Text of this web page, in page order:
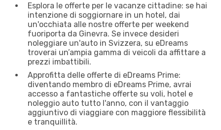
Esplora le offerte per le vacanze cittadine: se hai
intenzione di soggiornare in un hotel, dai
un'occhiata alle nostre offerte per weekend
fuoriporta da Ginevra. Se invece desideri
noleggiare un'auto in Svizzera, su eDreams
troverai un’ampia gamma di veicoli da affittare a
prezzi imbattibili.
Approfitta delle offerte di eDreams Prime:
diventando membro di eDreams Prime, avrai
accesso a fantastiche offerte su voli, hotel e
noleggio auto tutto l'anno, con il vantaggio
aggiuntivo di viaggiare con maggiore flessibilità
e tranquillità.